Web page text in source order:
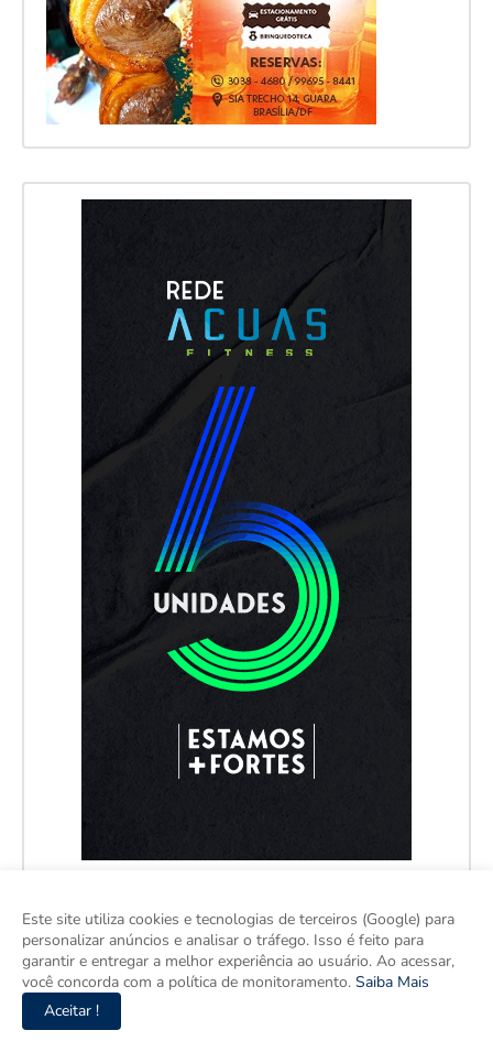
Este site utiliza cookies e tecnologias de terceiros (Google) para
personalizar anúncios e analisar o tráfego. Isso é feito para
garantir e entregar a melhor experiência ao usuário. Ao acessar,
você concorda com a política de monitoramento. Saiba Mais
Aceitar !